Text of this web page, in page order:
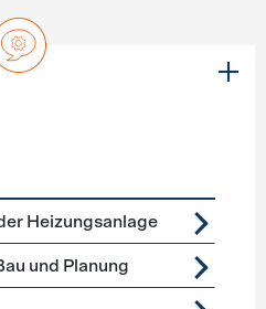
Heizungsanlage
und Planung